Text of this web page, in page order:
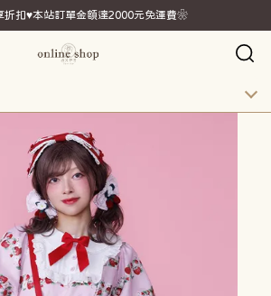
折扣♥本站訂單金額達2000元免運費❀